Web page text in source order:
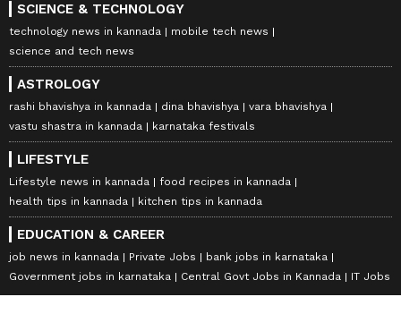
SCIENCE & TECHNOLOGY
technology news in kannada
mobile tech news
science and tech news
ASTROLOGY
rashi bhavishya in kannada dina bhavishya
vara bhavishya
vastu shastra in kannada
karnataka festivals
LIFESTYLE
Lifestyle news in kannada
food recipes in kannada
health tips in kannada
kitchen tips in kannada
EDUCATION & CAREER
job news in kannada Private Jobs
bank jobs in karnataka
Government jobs in karnataka
Central Govt Jobs in Kannada IT Jobs